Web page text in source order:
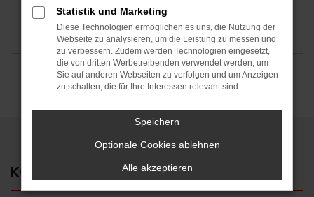
Reparatur-Finanzierung
Immer finanziell frei & flexibel bleiben!
KONTAKT & ÖFFNUNGSZEITEN
Statistik und Marketing
Diese Technologien ermöglichen es uns, die Nutzung der
Webseite zu analysieren, um die Leistung zu messen und
zu verbessern. Zudem werden Technologien eingesetzt,
die von dritten Werbetreibenden verwendet werden, um
Sie auf anderen Webseiten zu verfolgen und um Anzeigen
zu schalten, die für Ihre Interessen relevant sind.
Speichern
Optionale Cookies ablehnen
Alle akzeptieren